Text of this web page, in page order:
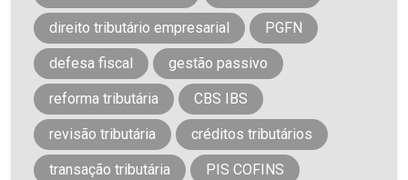
direito tributário empresarial PGFN
defesa fiscal gestão passivo
reforma tributária CBS IBS
revisão tributária créditos tributários
transação tributária PIS COFINS